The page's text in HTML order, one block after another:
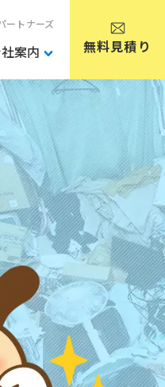
ートナーズ
案内 無料見積り